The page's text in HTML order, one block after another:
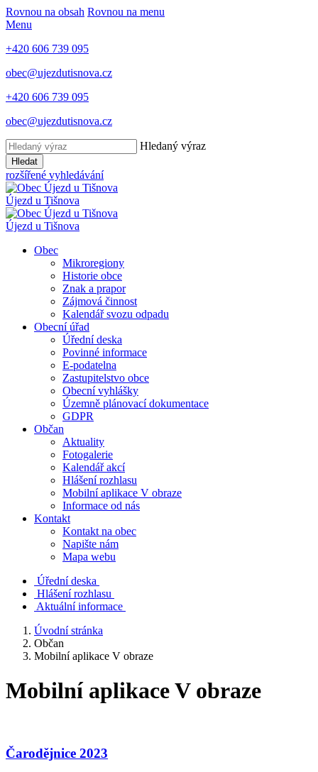
Rovnou na obsah Rovnou na menu
Menu
+420 606 739 095
obec@ujezdutisnova.cz
+420 606 739 095
obec@ujezdutisnova.cz
Hledaný výraz
Hledat
rozšířené vyhledávání
Újezd u Tišnova
Újezd u Tišnova
Obec
Mikroregiony
Historie obce
Znak a prapor
Zájmová činnost
Kalendář svozu odpadu
Obecní úřad
Úřední deska
Povinné informace
E-podatelna
Zastupitelstvo obce
Obecní vyhlášky
Územně plánovací dokumentace
GDPR
Občan
Aktuality
Fotogalerie
Kalendář akcí
Hlášení rozhlasu
Mobilní aplikace V obraze
Informace od nás
Kontakt
Kontakt na obec
Napište nám
Mapa webu
Úřední deska
Hlášení rozhlasu
Aktuální informace
Úvodní stránka
Občan
Mobilní aplikace V obraze
Mobilní aplikace V obraze
Čarodějnice 2023